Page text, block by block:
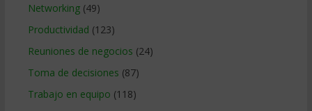
Networking(49)
Productividad (123)
Reuniones de negocios (24)
Toma de decisiones (87)
Trabajo en equipo (118)